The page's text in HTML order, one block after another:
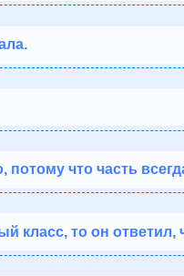
что часть
класс, то он ответил,